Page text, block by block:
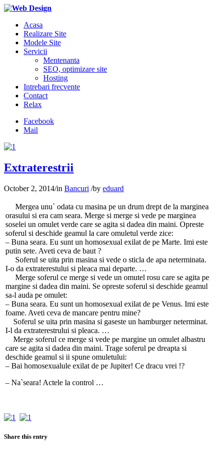
Acasa
Realizare Site
Modele Site
Servicii
Mentenanta
SEO, optimizare site
Hosting
Intrebari frecvente
Contact
Relax
Facebook
Mail
Extraterestrii
October 2, 2014/in Bancuri /by eduard
Mergea unu` odata cu masina pe un drum drept de la marginea
orasului si era cam seara. Merge si merge si vede pe marginea
soselei un omulet verde care se agita si dadea din maini. Opreste
soferul si deschide geamul la care omuletul verde zice:
– Buna seara. Eu sunt un homosexual exilat de pe Marte. Imi este
putin sete. Aveti ceva de baut ?
Soferul se uita prin masina si vede o sticla de apa neterminata.
I-o da extraterestului si pleaca mai departe. …
Merge soferul ce merge si vede un omutel rosu care se agita pe
margine si dadea din maini. Se opreste soferul si deschide geamul
sa-l auda pe omulet:
– Buna seara. Eu sunt un homosexual exilat de pe Venus. Imi este
foame. Aveti ceva de mancare pentru mine?
Soferul se uita prin masina si gaseste un hamburger neterminat.
I-l da extraterestrului si pleaca. …
Merge soferul ce merge si vede pe margine un omulet albastru
care se agita si dadea din maini. Trage soferul pe dreapta si
deschide geamul si ii spune omuletului:
– Bai homosexualule exilat de pe Jupiter! Ce dracu vrei !?
– Na`seara! Actele la control …
Share this entry